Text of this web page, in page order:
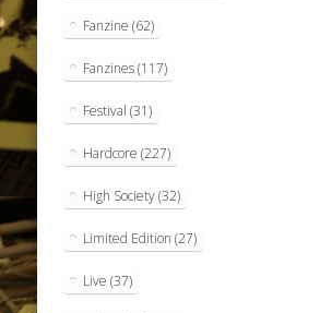
Fanzine (62)
Fanzines(117)
Festival (31)
Hardcore (227)
High Society(32)
Limited Edition (27)
Live (37)